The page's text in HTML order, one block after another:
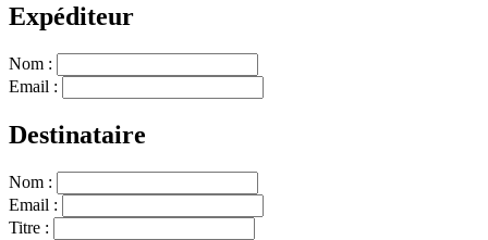
Expéditeur
Nom :
Email :
Destinataire
Nom :
Email :
Titre :